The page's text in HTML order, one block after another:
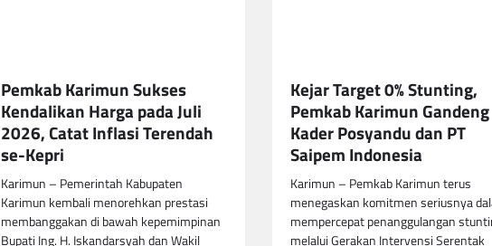
Pemkab Karimun Sukses
Kendalikan Harga pada Juli
2026, Catat Inflasi Terendah
se-Kepri
Karimun – Pemerintah Kabupaten
Karimun kembali menorehkan prestasi
membanggakan di bawah kepemimpinan
Bupati Ing. H. Iskandarsyah dan Wakil
Kejar Target 0% Stunting,
Pemkab Karimun Gandeng
Kader Posyandu dan PT
Saipem Indonesia
Karimun – Pemkab Karimun terus
menegaskan komitmen seriusnya
mempercepat penanggulangan
melalui Gerakan Intervensi Serentak